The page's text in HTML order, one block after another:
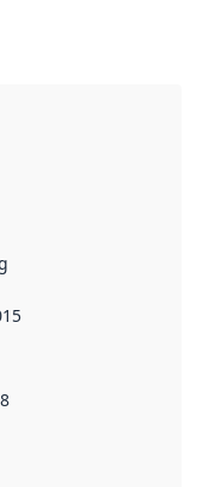
når dataa i dette